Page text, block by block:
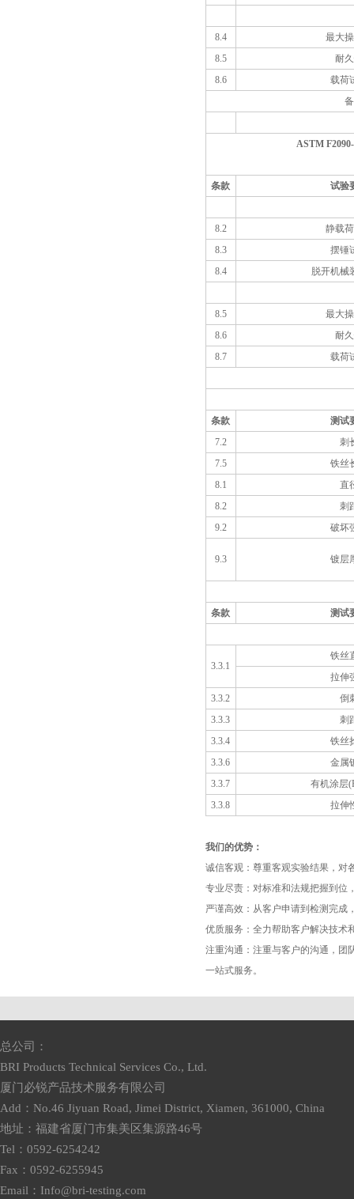
8.4
最大
8.5
耐
8.6
载荷
ASTM
条款 试验
8.2
静载
8.3
摆锤
8.4
脱开机械
8.5
最大
8.6
耐
8.7
载荷
条款
测试
7.2
刺
7.5
铁丝
8.1
直
8.2
刺
9.2
破坏
9.3 镀层
条款 测试
3.3.1
铁丝
拉伸
3.3.2
倒
3.3.3
刺
3.3.4
铁丝
3.3.6
金属
3.3.7
有机涂层
3.3.8
拉伸
我们的优势：
诚信客观：尊重客观实验结果，对
专业尽责：对标准和法规把握到位
严谨高效：从客户申请到检测完成
优质服务：全力帮助客户解决技术
注重沟通：注重与客户的沟通，团
一站式服务。
总公司：
BRI Products Technical Services Co., Ltd.
厦门必锐产品技术服务有限公司
Add：No.46 Jiyuan Road, Jimei District, Xiamen, 361000, China
地址：福建省厦门市集美区集源路46号
Tel：0592-6254242
Fax：0592-6255945
Email： Info@bri-testing.com